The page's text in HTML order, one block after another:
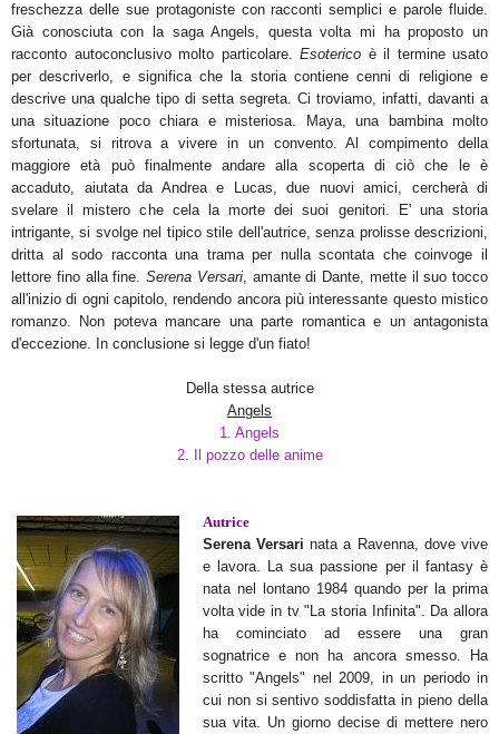
freschezza delle sue protagoniste con racconti semplici e parole fluide.
Già conosciuta con la saga Angels, questa volta mi ha proposto un
racconto autoconclusivo molto particolare. Esoterico è il termine usato
per descriverlo, e significa che la storia contiene cenni di religione e
descrive una qualche tipo di setta segreta. Ci troviamo, infatti, davanti a
una situazione poco chiara e misteriosa. Maya, una bambina molto
sfortunata, si ritrova a vivere in un convento. Al compimento della
maggiore età può finalmente andare alla scoperta di ciò che le è
accaduto, aiutata da Andrea e Lucas, due nuovi amici, cercherà di
svelare il mistero che cela la morte dei suoi genitori. E' una storia
intrigante, si svolge nel tipico stile dell'autrice, senza prolisse descrizioni,
dritta al sodo racconta una trama per nulla scontata che coinvoge il
lettore fino alla fine. Serena Versari, amante di Dante, mette il suo tocco
all'inizio di ogni capitolo, rendendo ancora più interessante questo mistico
romanzo. Non poteva mancare una parte romantica e un antagonista
d'eccezione. In conclusione si legge d'un fiato!
Della stessa autrice
Angels
1. Angels
2. Il pozzo delle anime
Autrice
Serena Versari nata a Ravenna, dove vive
e lavora. La sua passione per il fantasy è
nata nel lontano 1984 quando per la prima
volta vide in tv "La storia Infinita". Da allora
ha cominciato ad essere una gran
sognatrice e non ha ancora smesso. Ha
scritto "Angels" nel 2009, in un periodo in
cui non si sentivo soddisfatta in pieno della
sua vita. Un giorno decise di mettere nero